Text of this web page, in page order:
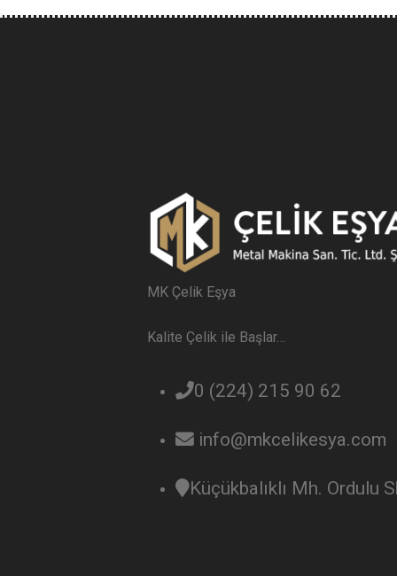
MK Çelik Eşya
Kalite Çelik ile Başlar…
0 (224) 215 90 62
info@mkcelikesya.com
Küçükbalıklı Mh. Ordulu